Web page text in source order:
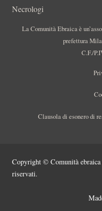
Necrologi
La Comunità Ebraica è
prefettura
C.F./
Clausola di esonero di
Copyright © Comunità
riservati.